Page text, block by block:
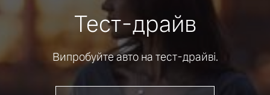
Тест-драйв
Випробуйте авто на тест-драйві.